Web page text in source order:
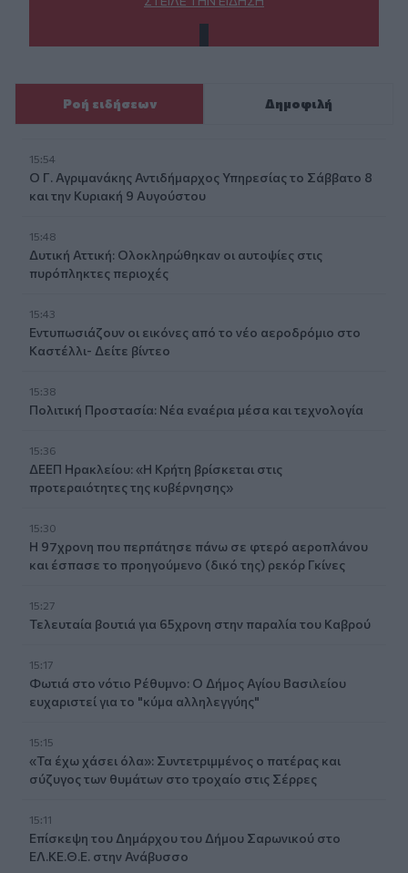
Ροή ειδήσεων Δημοφιλή
15:54
Ο Γ. Αγριμανάκης Αντιδήμαρχος Υπηρεσίας το Σάββατο 8
και την Κυριακή 9 Αυγούστου
15:48
Δυτική Αττική: Ολοκληρώθηκαν οι αυτοψίες στις
πυρόπληκτες περιοχές
15:43
Εντυπωσιάζουν οι εικόνες από το νέο αεροδρόμιο στο
Καστέλλι- Δείτε βίντεο
15:38
Πολιτική Προστασία: Νέα εναέρια μέσα και τεχνολογία
15:36
ΔΕΕΠ Ηρακλείου: «Η Κρήτη βρίσκεται στις
προτεραιότητες της κυβέρνησης»
15:30
Η 97χρονη που περπάτησε πάνω σε φτερό αεροπλάνου
και έσπασε το προηγούμενο (δικό της) ρεκόρ Γκίνες
15:27
Τελευταία βουτιά για 65χρονη στην παραλία του Καβρού
15:17
Φωτιά στο νότιο Ρέθυμνο: Ο Δήμος Αγίου Βασιλείου
ευχαριστεί για το "κύμα αλληλεγγύης"
15:15
«Τα έχω χάσει όλα»: Συντετριμμένος ο πατέρας και
σύζυγος των θυμάτων στο τροχαίο στις Σέρρες
15:11
Επίσκεψη του Δημάρχου του Δήμου Σαρωνικού στο
ΕΛ.ΚΕ.Θ.Ε. στην Ανάβυσσο